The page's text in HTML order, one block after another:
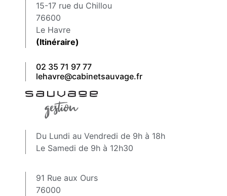
15-17 rue du Chillou
76600
Le Havre
(Itinéraire)
02 35 71 97 77
lehavre@cabinetsauvage.fr
Du Lundi au Vendredi de 9h à 18h
Le Samedi de 9h à 12h30
91 Rue aux Ours
76000